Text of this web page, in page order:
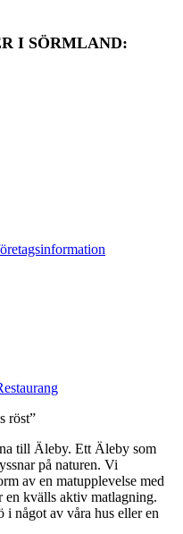
I SÖRMLAND:
röst”
till Äleby. Ett Äleby som
på naturen. Vi
av en matupplevelse med
kvälls aktiv matlagning.
något av våra hus eller en